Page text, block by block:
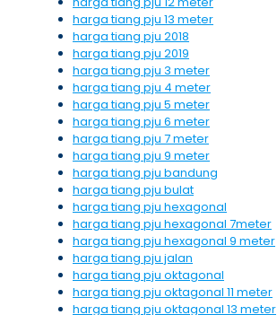
harga tiang pju 13 meter
harga tiang pju 2018
harga tiang pju 2019
harga tiang pju 3 meter
harga tiang pju 4 meter
harga tiang pju 5 meter
harga tiang pju 6 meter
harga tiang pju 7 meter
harga tiang pju 9 meter
harga tiang pju bandung
harga tiang pju bulat
harga tiang pju hexagonal
harga tiang pju hexagonal 7meter
harga tiang pju hexagonal 9 meter
harga tiang pju jalan
harga tiang pju oktagonal
harga tiang pju oktagonal 11 meter
harga tiang pju oktagonal 13 meter